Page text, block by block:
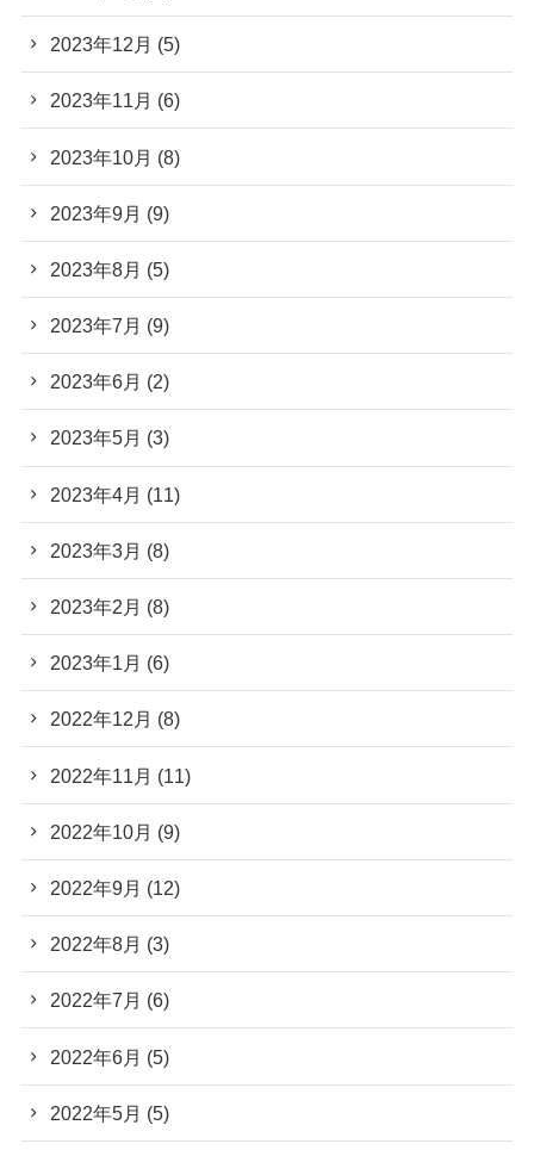
2023年12月 (5)
2023年11月 (6)
2023年10月 (8)
2023年9月 (9)
2023年8月 (5)
2023年7月 (9)
2023年6月 (2)
2023年5月 (3)
2023年4月 (11)
2023年3月 (8)
2023年2月 (8)
2023年1月 (6)
2022年12月 (8)
2022年11月 (11)
2022年10月 (9)
2022年9月 (12)
2022年8月 (3)
2022年7月 (6)
2022年6月 (5)
2022年5月 (5)